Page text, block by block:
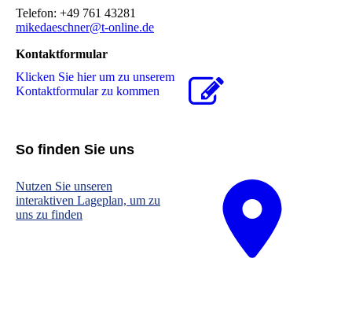
Telefon: +49 761 43281
mikedaeschner@t-online.de
Kontaktformular
Klicken Sie hier um zu unserem
Kon­takt­for­mu­lar zu kommen
So finden Sie uns
Nutzen Sie unseren
interaktiven La­ge­plan, um zu
uns zu finden